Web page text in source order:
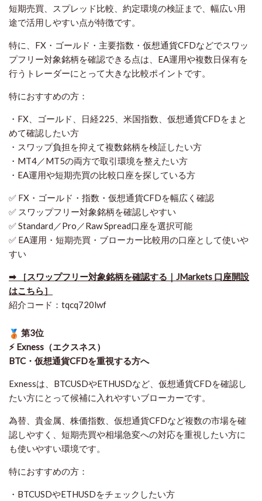
短期売買、スプレッド比較、約定環境の検証まで、幅広い用
途で活用しやすい点が特徴です。
特に、FX・ゴールド・主要指数・仮想通貨CFDなどでスワッ
プフリー対象銘柄を確認できる点は、EA運用や複数日保有を
行うトレーダーにとって大きな比較ポイントです。
特におすすめの方：
・FX、ゴールド、日経225、米国指数、仮想通貨CFDをまと
めて確認したい方
・スワップ負担を抑えて複数銘柄を検証したい方
・MT4／MT5の両方で取引環境を整えたい方
・EA運用や短期売買の比較口座を探している方
✅ FX・ゴールド・指数・仮想通貨CFDを幅広く確認
✅ スワップフリー対象銘柄を確認しやすい
✅ Standard／Pro／Raw Spread口座を選択可能
✅ EA運用・短期売買・ブローカー比較用の口座として使いや
すい
➡ ［スワップフリー対象銘柄を確認する｜JMarkets 口座開設
はこちら］
紹介コード：tqcq720lwf
第3位
⚡ Exness（エクスネス）
BTC・仮想通貨CFDを重視する方へ
Exnessは、BTCUSDやETHUSDなど、仮想通貨CFDを確認し
たい方にとって候補に入れやすいブローカーです。
為替、貴金属、株価指数、仮想通貨CFDなど複数の市場を確
認しやすく、短期売買や相場急変への対応を重視したい方に
も使いやすい環境です。
特におすすめの方：
・BTCUSDやETHUSDをチェックしたい方